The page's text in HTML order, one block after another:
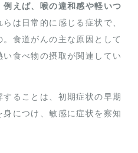
例えば、喉の違和感や軽いつ
らは日常的に感じる症状で、
食道がんの主な原因として
食べ物の摂取が関連してい
ることは、初期症状の早期
につけ、敏感に症状を察知